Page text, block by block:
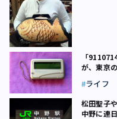
「
が、東京
ライフ
松田聖子
中野に連